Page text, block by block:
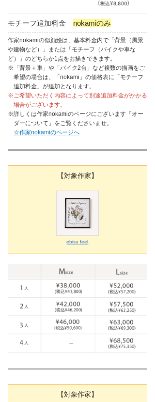
モチーフ追加料金 nokamiのみ
作家nokamiの似顔絵は、基本料金内で「背景（風景
や建物など）」または「モチーフ（バイクや車な
ど）」のどちらか1点をお描きできます。
※「背景＋車」や「バイク2台」など複数の描画をご
希望の場合は、「nokami」の価格表に「モチーフ
追加料金」が追加となります。
※ご希望いただく内容によって別途追加料金がかかる
場合がございます。
※詳しくは作家nokamiのページにございます『オー
ダーについて』をご覧くださいませ。
☆作家nokamiのページへ
【対象作家】
ebisu feel
【対象作家】